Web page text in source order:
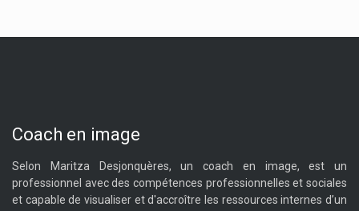
Coach en image
Selon Maritza Desjonquères, un coach en image, est un
professionnel avec des compétences professionnelles et sociales
et capable de visualiser et d'accroître les ressources internes d’un